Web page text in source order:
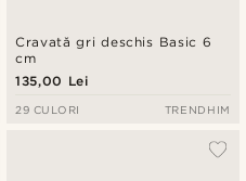
Cravată gri deschis Basic 6
cm
135,00 Lei
29 CULORI TRENDHIM